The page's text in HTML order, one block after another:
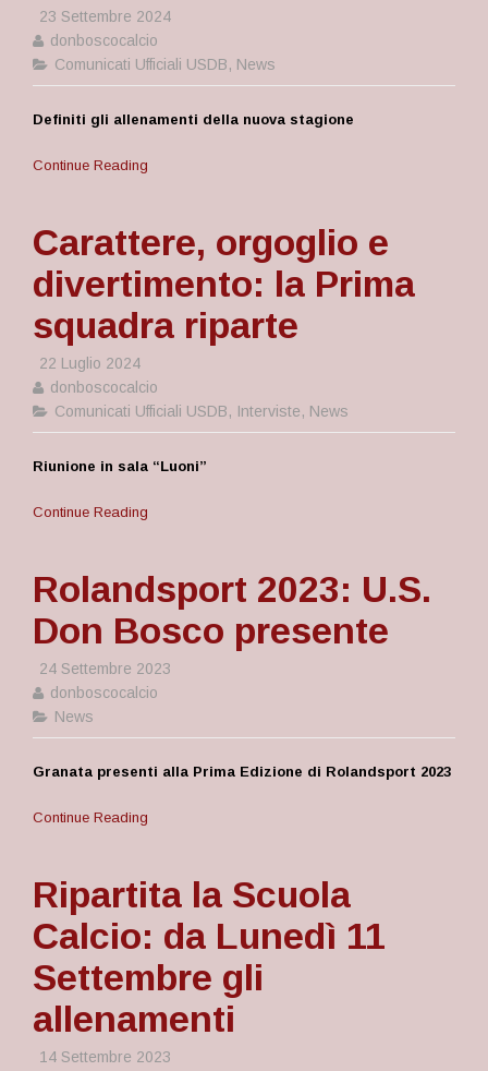
23 Settembre 2024
donboscocalcio
Comunicati Ufficiali USDB, News
Definiti gli allenamenti della nuova stagione
Continue Reading
Carattere, orgoglio e
divertimento: la Prima
squadra riparte
22 Luglio 2024
donboscocalcio
Comunicati Ufficiali USDB, Interviste, News
Riunione in sala “Luoni”
Continue Reading
Rolandsport 2023: U.S.
Don Bosco presente
24 Settembre 2023
donboscocalcio
News
Granata presenti alla Prima Edizione di Rolandsport 2023
Continue Reading
Ripartita la Scuola
Calcio: da Lunedì 11
Settembre gli
allenamenti
14 Settembre 2023